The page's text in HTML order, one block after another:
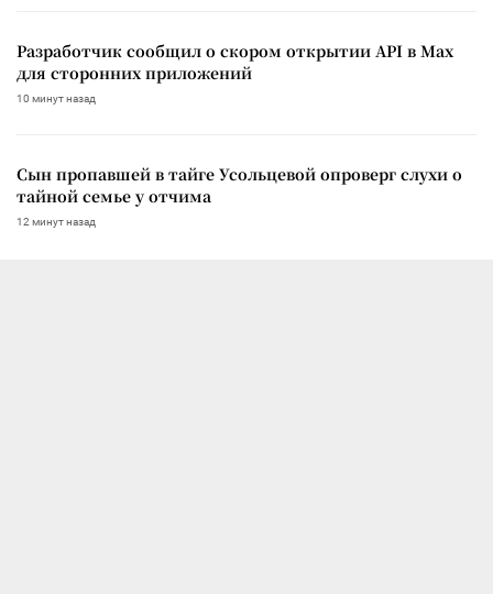
Разработчик сообщил о скором открытии API в Max
для сторонних приложений
10 минут назад
Сын пропавшей в тайге Усольцевой опроверг слухи о
тайной семье у отчима
12 минут назад